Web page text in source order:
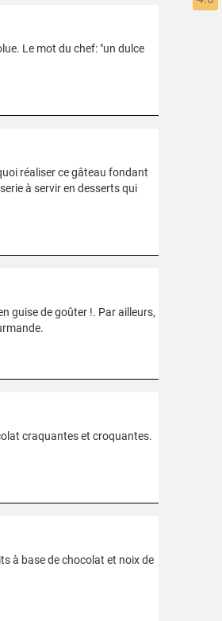
Le mot du chef: "un dulce
réaliser ce gâteau fondant
à servir en desserts qui
guise de goûter !. Par ailleurs,
craquantes et croquantes.
à base de chocolat et noix de